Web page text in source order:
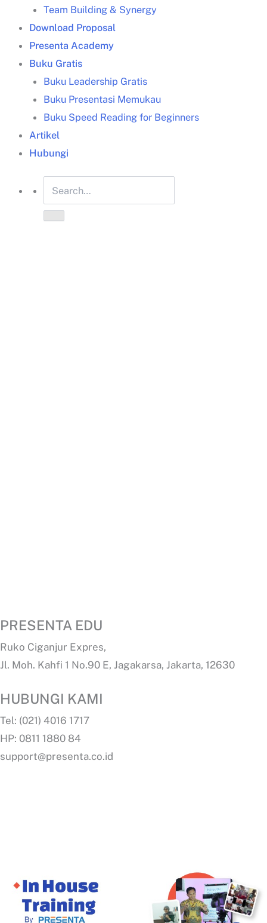
Team Building & Synergy
Download Proposal
Presenta Academy
Buku Gratis
Buku Leadership Gratis
Buku Presentasi Memukau
Buku Speed Reading for Beginners
Artikel
Hubungi
PRESENTA EDU
Ruko Ciganjur Expres,
Jl. Moh. Kahfi 1 No.90 E, Jagakarsa, Jakarta, 12630
HUBUNGI KAMI
Tel: (021) 4016 1717
HP: 0811 1880 84
support@presenta.co.id